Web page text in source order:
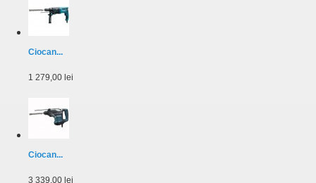
Ciocan...
1 279,00 lei
Ciocan...
3 339,00 lei